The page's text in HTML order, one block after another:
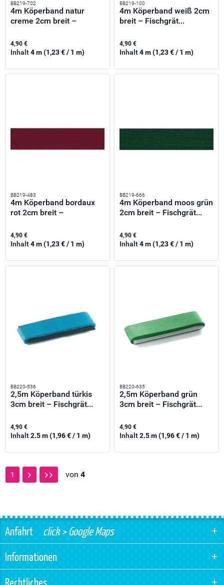
BB219-702
4m Köperband natur
creme 2cm breit –
4,90 €
Inhalt4 m(1,23 € / 1 m)
BB219-100
4m Köperband weiß 2cm
breit – Fischgrät...
4,90 €
Inhalt4 m(1,23 € / 1 m)
BB219-483
4m Köperband bordaux
rot 2cm breit –
4,90 €
Inhalt4 m(1,23 € / 1 m)
BB219-666
4m Köperband moos grün
2cm breit – Fischgrät...
4,90 €
Inhalt4 m(1,23 € / 1 m)
BB220-536
2,5m Köperband türkis
3cm breit – Fischgrät...
4,90 €
Inhalt2.5 m(1,96 € / 1 m)
BB220-635
2,5m Köperband grün
3cm breit – Fischgrät...
4,90 €
Inhalt2.5 m(1,96 € / 1 m)
1 von 4
Anfahrtclick > Google Maps
Informationen
Rechtliches